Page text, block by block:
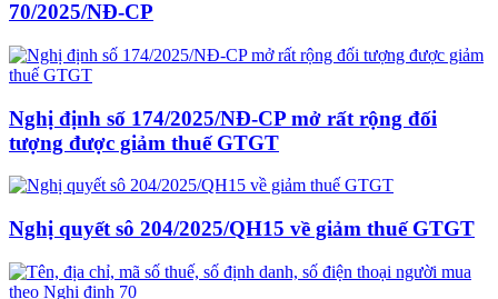
70/2025/NĐ-CP
Nghị định số 174/2025/NĐ-CP mở rất rộng đối
tượng được giảm thuế GTGT
Nghị quyết sô 204/2025/QH15 về giảm thuế GTGT